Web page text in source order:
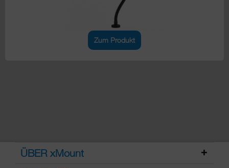
Zum Produkt
ÜBER xMount